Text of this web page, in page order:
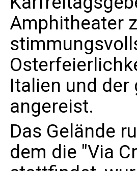
Amphitheater
Italien und der
angereist.
Das Gelände
dem die "Via